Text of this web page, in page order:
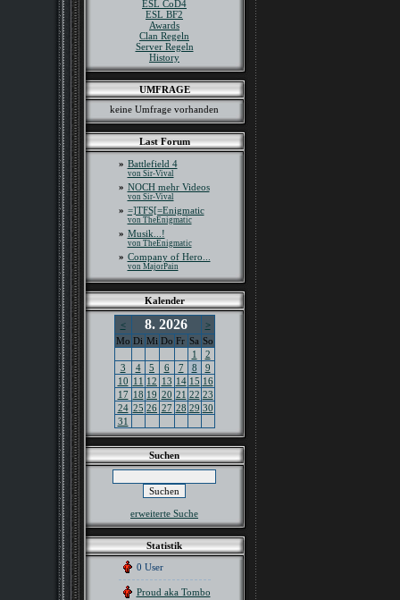
ESL CoD4
ESL BF2
Awards
Clan Regeln
Server Regeln
History
UMFRAGE
keine Umfrage vorhanden
Last Forum
» Battlefield 4
von Sir-Vival
» NOCH mehr Videos
von Sir-Vival
» =]TFS[=Enigmatic
von TheEnigmatic
» Musik...!
von TheEnigmatic
» Company of Hero...
von MajorPain
Kalender
< 8. 2026
>
Mo Di Mi Do Fr Sa So
1
2
3
4 5 6 7 8
9
10 11 12 13 14 15 16
17 18 19 20 21 22 23
24 25 26 27 28 29 30
31
Suchen
erweiterte Suche
Statistik
0 User
Proud aka Tombo